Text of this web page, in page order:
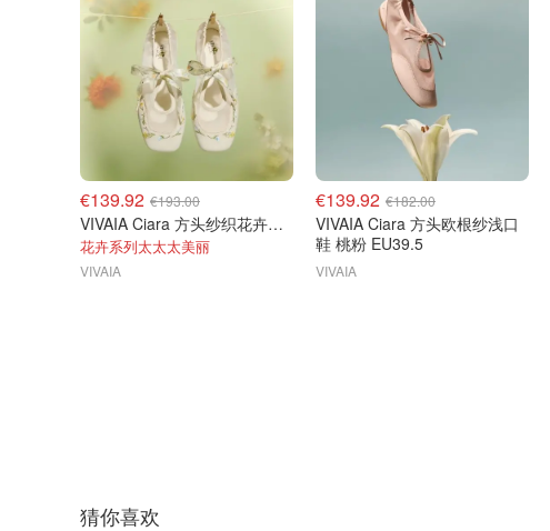
€139.92 €193.00
VIVAIA Ciara 方头纱织花卉平底鞋
花卉系列太太太美丽
VIVAIA
€139.92 €182.00
VIVAIA Ciara 方头欧根纱浅口
鞋 桃粉 EU39.5
VIVAIA
猜你喜欢